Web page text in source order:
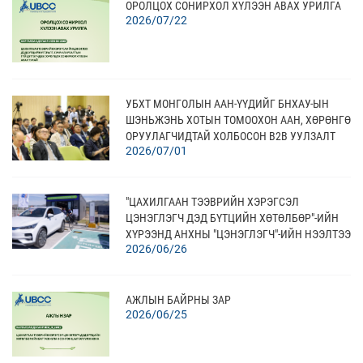
ОРОЛЦОХ СОНИРХОЛ ХҮЛЭЭН АВАХ УРИЛГА
2026/07/22
УБХТ МОНГОЛЫН ААН-ҮҮДИЙГ БНХАУ-ЫН
ШЭНЬЖЭНЬ ХОТЫН ТОМООХОН ААН, ХӨРӨНГӨ
ОРУУЛАГЧИДТАЙ ХОЛБОСОН В2В УУЛЗАЛТ
АМЖИЛТТАЙ ЗОХИОН БАЙГУУЛЛАА
2026/07/01
"ЦАХИЛГААН ТЭЭВРИЙН ХЭРЭГСЭЛ
ЦЭНЭГЛЭГЧ ДЭД БҮТЦИЙН ХӨТӨЛБӨР"-ИЙН
ХҮРЭЭНД АНХНЫ "ЦЭНЭГЛЭГЧ"-ИЙН НЭЭЛТЭЭ
ХИЙЛЭЭ
2026/06/26
АЖЛЫН БАЙРНЫ ЗАР
2026/06/25